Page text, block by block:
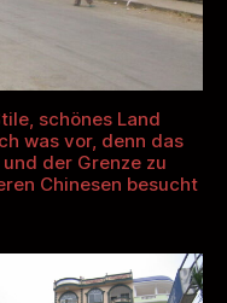
schönes Land
was vor, denn das
der Grenze zu
Chinesen besucht